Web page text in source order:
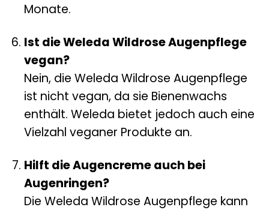
Monate.
Ist die Weleda Wildrose Augenpflege
vegan?
Nein, die Weleda Wildrose Augenpflege
ist nicht vegan, da sie Bienenwachs
enthält. Weleda bietet jedoch auch eine
Vielzahl veganer Produkte an.
Hilft die Augencreme auch bei
Augenringen?
Die Weleda Wildrose Augenpflege kann